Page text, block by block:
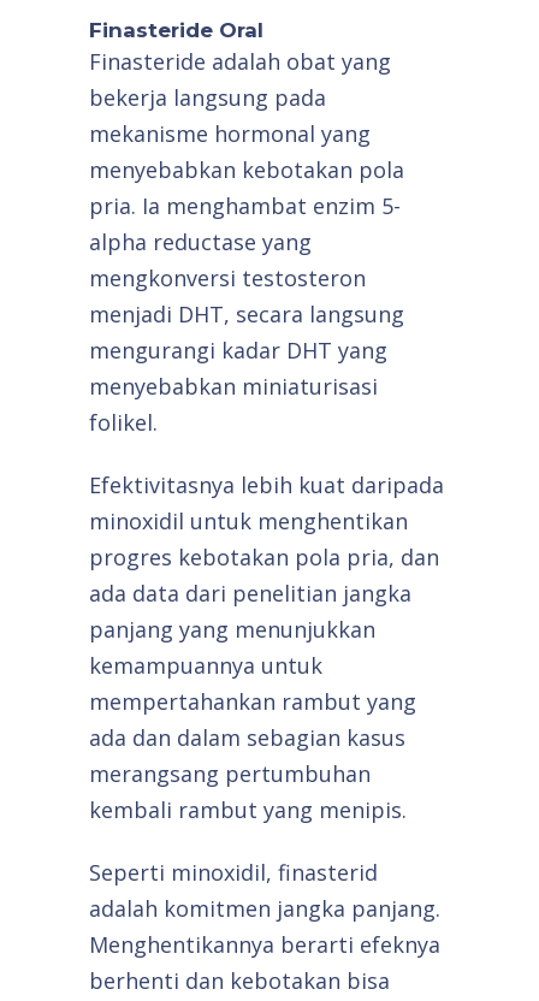
Finasteride Oral
Finasteride adalah obat yang
bekerja langsung pada
mekanisme hormonal yang
menyebabkan kebotakan pola
pria. Ia menghambat enzim 5-
alpha reductase yang
mengkonversi testosteron
menjadi DHT, secara langsung
mengurangi kadar DHT yang
menyebabkan miniaturisasi
folikel.
Efektivitasnya lebih kuat daripada
minoxidil untuk menghentikan
progres kebotakan pola pria, dan
ada data dari penelitian jangka
panjang yang menunjukkan
kemampuannya untuk
mempertahankan rambut yang
ada dan dalam sebagian kasus
merangsang pertumbuhan
kembali rambut yang menipis.
Seperti minoxidil, finasterid
adalah komitmen jangka panjang.
Menghentikannya berarti efeknya
berhenti dan kebotakan bisa